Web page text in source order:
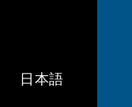
日本語